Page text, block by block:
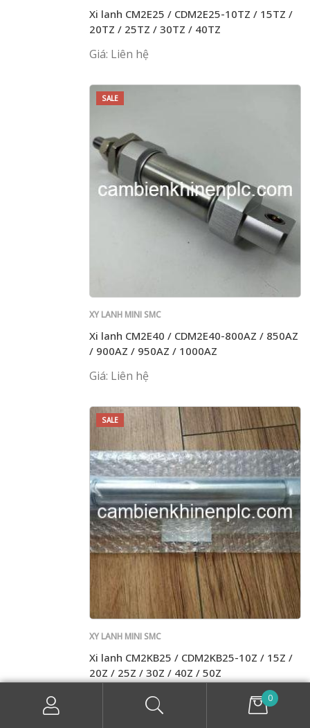
Xi lanh CM2E25 / CDM2E25-10TZ / 15TZ /
20TZ / 25TZ / 30TZ / 40TZ
Giá: Liên hệ
SALE
XY LANH MINI SMC
Xi lanh CM2E40 / CDM2E40-800AZ / 850AZ
/ 900AZ / 950AZ / 1000AZ
Giá: Liên hệ
SALE
XY LANH MINI SMC
Xi lanh CM2KB25 / CDM2KB25-10Z / 15Z /
20Z / 25Z / 30Z / 40Z / 50Z
Giá: Liên hệ 0